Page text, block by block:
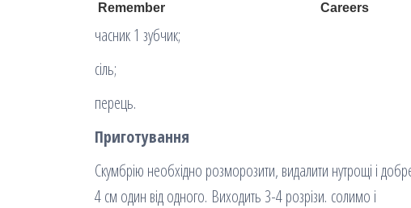
часник 1 зубчик;
сіль;
перець.
Приготування
Скумбрію необхідно розморозити, видалити нутрощі і
4 см один від одного. Виходить 3-4 розрізи. солимо і